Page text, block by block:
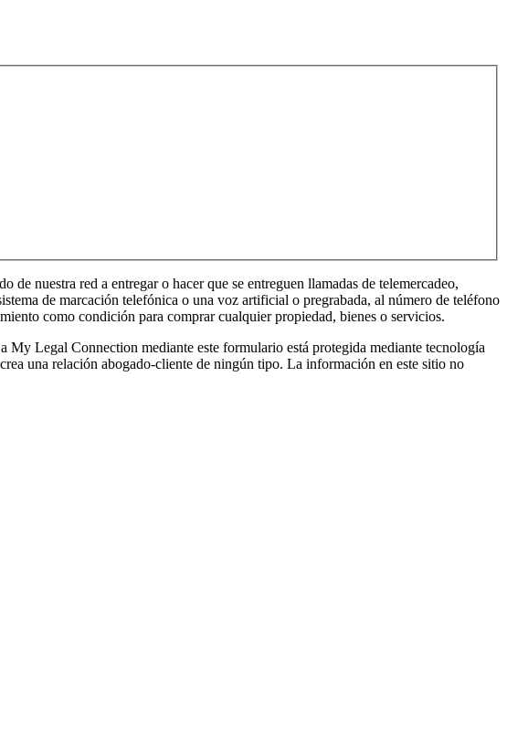
nuestra red a entregar o hacer que se entreguen llamadas de telemercadeo,
de marcación telefónica o una voz artificial o pregrabada, al número de teléfono
como condición para comprar cualquier propiedad, bienes o servicios.
Connection mediante este formulario está protegida mediante tecnología
una relación abogado-cliente de ningún tipo. La información en este sitio no